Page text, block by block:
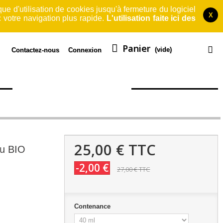
d'utilisation de cookies jusqu'à fermeture du logiciel
navigation plus rapide. L'utilisation faite ici des
X
Connexion
Contactez-nous Panier (vide)
BIO
25,00 € TTC
-2,00 € 27,00 €TTC
Contenance